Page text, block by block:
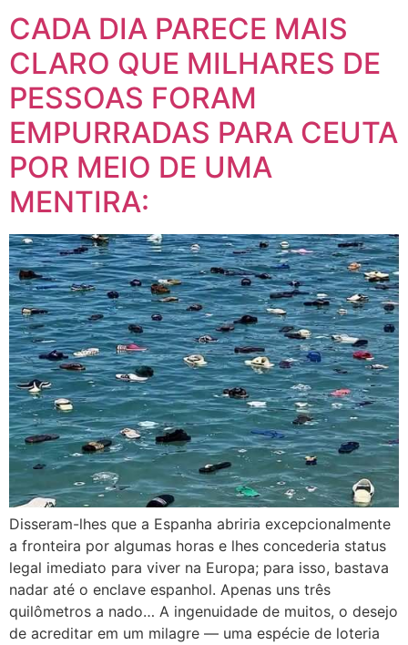
CADA DIA PARECE MAIS
CLARO QUE MILHARES DE
PESSOAS FORAM
EMPURRADAS PARA CEUTA
POR MEIO DE UMA
MENTIRA:
Disseram-lhes que a Espanha abriria excepcionalmente
a fronteira por algumas horas e lhes concederia status
legal imediato para viver na Europa; para isso, bastava
nadar até o enclave espanhol. Apenas uns três
quilômetros a nado… A ingenuidade de muitos, o desejo
de acreditar em um milagre — uma espécie de loteria